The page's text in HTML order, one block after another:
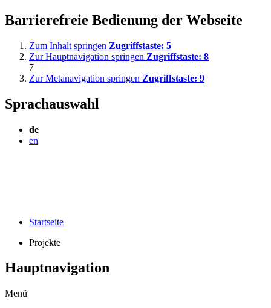
Barrierefreie Bedienung der Webseite
Zum Inhalt springen Zugriffstaste: 5
Zur Hauptnavigation springen Zugriffstaste: 8
7
Zur Metanavigation springen Zugriffstaste: 9
Sprachauswahl
de
en
Startseite
Projekte
Hauptnavigation
Menü